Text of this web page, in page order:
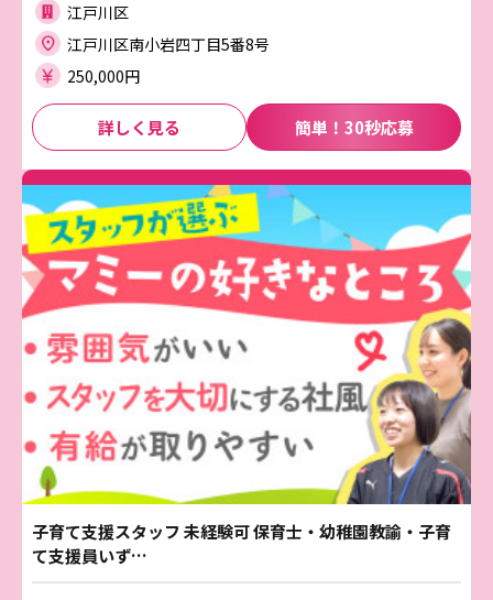
江戸川区
江戸川区南小岩四丁目5番8号
250,000円
詳しく見る 簡単！30秒応募
子育て支援スタッフ 未経験可 保育士・幼稚園教諭・子育
て支援員いず…